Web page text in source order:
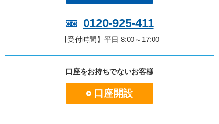
0120-925-411
【受付時間】平日 8:00～17:00
口座をお持ちでないお客様
口座開設